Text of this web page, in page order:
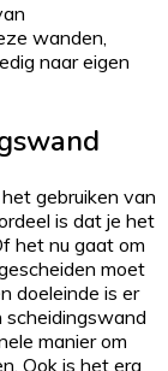
wanden,
naar eigen
gebruiken van
is dat je het
het nu gaat om
moet
doeleinde is er
scheidingswand
manier om
Ook is het erg